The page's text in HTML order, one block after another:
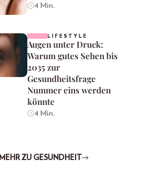
4 Min.
LIFESTYLE
Augen unter Druck:
Warum gutes Sehen bis
2035 zur
Gesundheitsfrage
Nummer eins werden
könnte
4 Min.
MEHR ZU GESUNDHEIT